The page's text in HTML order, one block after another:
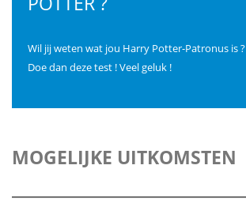
Wil jij weten wat jou Harry Potter-Patronus is ?
Doe dan deze test ! Veel geluk !
MOGELIJKE UITKOMSTEN